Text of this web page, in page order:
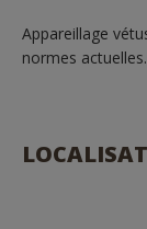
Appareillage
normes actuelles.